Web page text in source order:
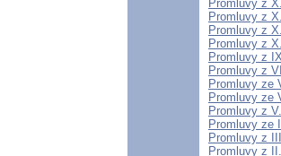
Promluvy z
Promluvy z
Promluvy z
Promluvy z
Promluvy z
Promluvy z
Promluvy ze
Promluvy ze
Promluvy z
Promluvy ze
Promluvy z
Promluvy z